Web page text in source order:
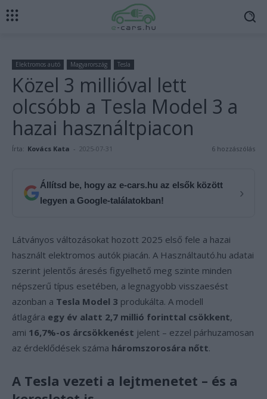
Elektromos autó Magyarország Tesla
Közel 3 millióval lett
olcsóbb a Tesla Model 3 a
hazai használtpiacon
Írta: Kovács Kata - 2025-07-31 6 hozzászólás
Állítsd be, hogy az e-cars.hu az elsők között
legyen a Google-találatokban!
›
Látványos változásokat hozott 2025 első fele a hazai
használt elektromos autók piacán. A Használtautó.hu adatai
szerint jelentős áresés figyelhető meg szinte minden
népszerű típus esetében, a legnagyobb visszaesést
azonban a Tesla Model 3 produkálta. A modell
átlagára egy év alatt 2,7 millió forinttal csökkent,
ami 16,7%-os árcsökkenést jelent – ezzel párhuzamosan
az érdeklődések száma háromszorosára nőtt.
A Tesla vezeti a lejtmenetet – és a